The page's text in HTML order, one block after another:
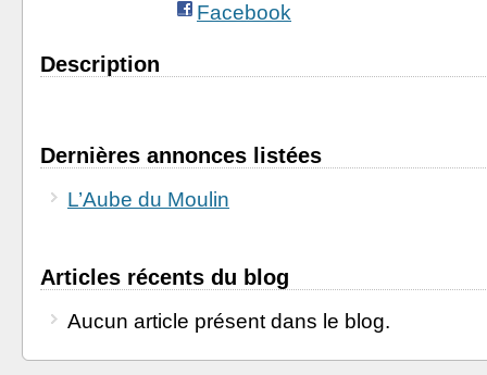
Facebook
Description
Dernières annonces listées
L’Aube du Moulin
Articles récents du blog
Aucun article présent dans le blog.